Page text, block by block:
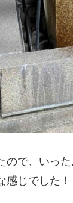
ので、いっ
感じでした！